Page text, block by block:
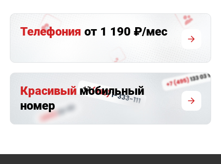
Телефония от 1 190 ₽/мес
Красивый мобильный
номер